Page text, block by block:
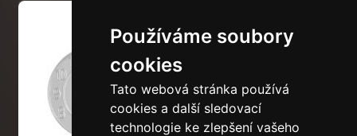
Používáme soubory
cookies
Tato webová stránka používá
cookies a další sledovací
technologie ke zlepšení vašeho